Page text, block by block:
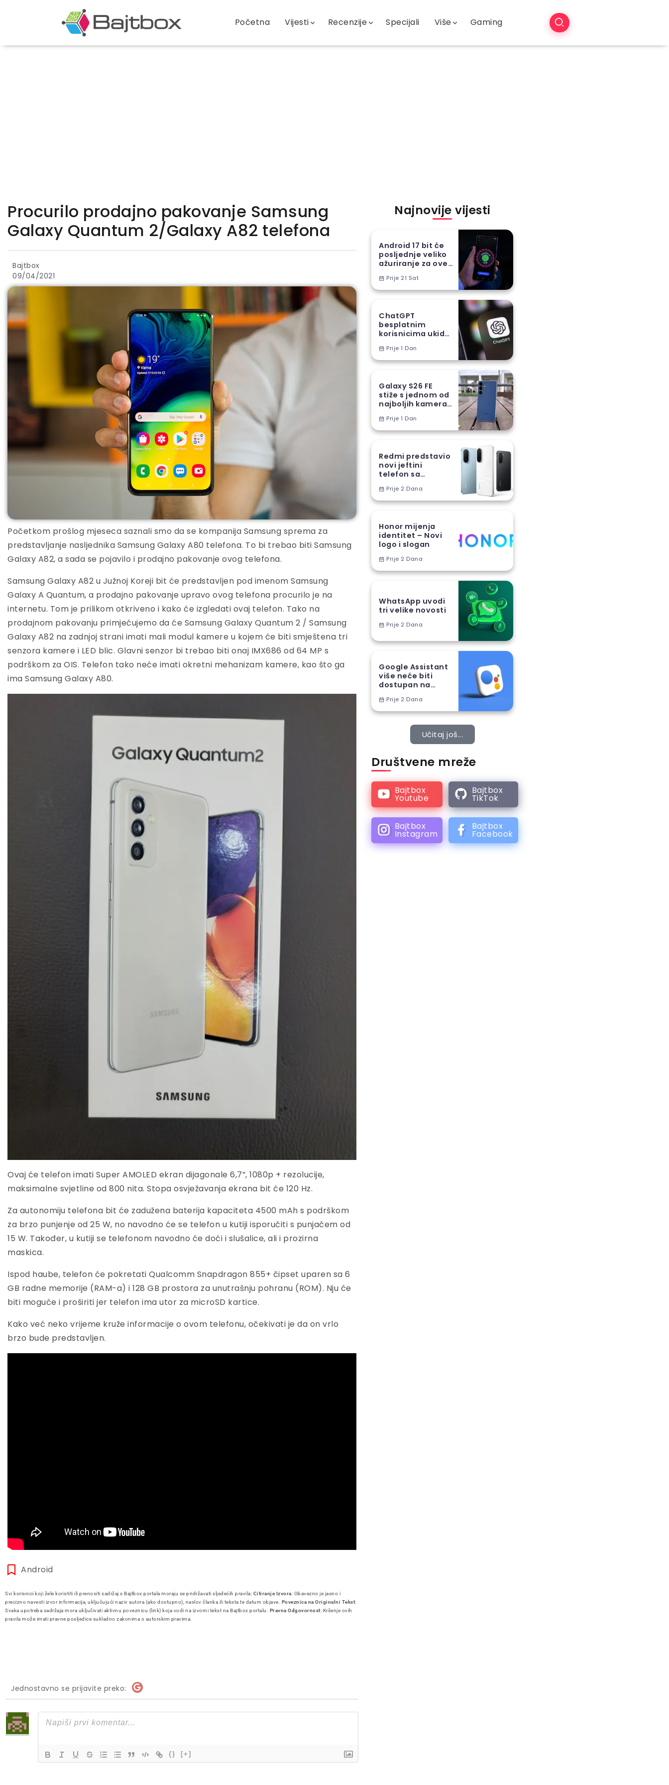
Početna Vijesti Recenzije Specijali Više Gaming
Procurilo prodajno pakovanje Samsung
Galaxy Quantum 2/Galaxy A82 telefona
Bajtbox
09/04/2021
Početkom prošlog mjeseca saznali smo da se kompanija Samsung sprema za
predstavljanje nasljednika Samsung Galaxy A80 telefona. To bi trebao biti Samsung
Galaxy A82, a sada se pojavilo i prodajno pakovanje ovog telefona.
Samsung Galaxy A82 u Južnoj Koreji bit će predstavljen pod imenom Samsung
Galaxy A Quantum, a prodajno pakovanje upravo ovog telefona procurilo je na
internetu. Tom je prilikom otkriveno i kako će izgledati ovaj telefon. Tako na
prodajnom pakovanju primjećujemo da će Samsung Galaxy Quantum 2 / Samsung
Galaxy A82 na zadnjoj strani imati mali modul kamere u kojem će biti smještena tri
senzora kamere i LED blic. Glavni senzor bi trebao biti onaj IMX686 od 64 MP s
podrškom za OIS. Telefon tako neće imati okretni mehanizam kamere, kao što ga
ima Samsung Galaxy A80.
Ovaj će telefon imati Super AMOLED ekran dijagonale 6,7”, 1080p + rezolucije,
maksimalne svjetline od 800 nita. Stopa osvježavanja ekrana bit će 120 Hz.
Za autonomiju telefona bit će zadužena baterija kapaciteta 4500 mAh s podrškom
za brzo punjenje od 25 W, no navodno će se telefon u kutiji isporučiti s punjačem od
15 W. Također, u kutiji se telefonom navodno će doći i slušalice, ali i prozirna
maskica.
Ispod haube, telefon će pokretati Qualcomm Snapdragon 855+ čipset uparen sa 6
GB radne memorije (RAM-a) i 128 GB prostora za unutrašnju pohranu (ROM). Nju će
biti moguće i proširiti jer telefon ima utor za microSD kartice.
Kako već neko vrijeme kruže informacije o ovom telefonu, očekivati je da on vrlo
brzo bude predstavljen.
Android
Najnovije vijesti
Android 17 bit će
posljednje veliko
ažuriranje za ove
Prije 21 Sat
ChatGPT
besplatnim
korisnicima ukida
ograničenja
Prije 1 Dan
Galaxy S26 FE
stiže s jednom od
najboljih kamera
serije
Prije 1 Dan
Redmi predstavio
novi jeftini
telefon sa
baterijom
Prije 2 Dana
Honor mijenja
identitet – Novi
logo i slogan
Prije 2 Dana
WhatsApp uvodi
tri velike novosti
Prije 2 Dana
Google Assistant
više neće biti
dostupan na
telefonima
Prije 2 Dana
Učitaj još...
Društvene mreže
Bajtbox
Youtube
Bajtbox
TikTok
Bajtbox
Instagram
Bajtbox
Facebook
Svi korisnici koji žele koristiti ili prenositi sadržaj s Bajtbox portala moraju se pridržavati sljedećih pravila: Citiranje Izvora: Obavezno je jasno i
precizno navesti izvor informacija, uključujući naziv autora (ako dostupno), naslov članka ili teksta te datum objave. Poveznica na Originalni Tekst:
Svaka upotreba sadržaja mora uključivati aktivnu poveznicu (link) koja vodi na izvorni tekst na Bajtbox portalu. Pravna Odgovornost: Kršenje ovih
pravila može imati pravne posljedice sukladno zakonima o autorskim pravima.
Jednostavno se prijavite preko:
{} [+]